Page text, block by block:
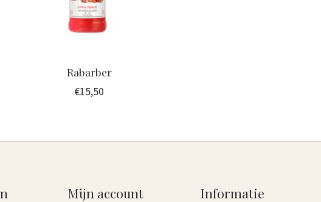
Rabarber
€15,50
Mijn account Informatie